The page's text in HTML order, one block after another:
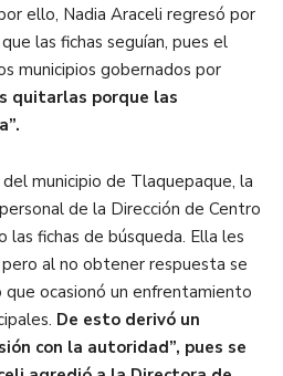
ello, Nadia Araceli regresó por
las fichas seguían, pues el
municipios gobernados por
quitarlas porque las
municipio de Tlaquepaque, la
de la Dirección de Centro
fichas de búsqueda. Ella les
al no obtener respuesta se
ocasionó un enfrentamiento
De esto derivó un
con la autoridad”, pues se